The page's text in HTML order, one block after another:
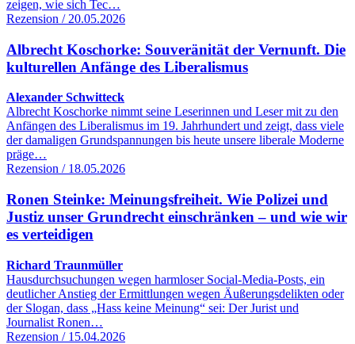
zeigen, wie sich Tec…
Rezension / 20.05.2026
Albrecht Koschorke: Souveränität der Vernunft. Die
kulturellen Anfänge des Liberalismus
Alexander Schwitteck
Albrecht Koschorke nimmt seine Leserinnen und Leser mit zu den
Anfängen des Liberalismus im 19. Jahrhundert und zeigt, dass viele
der damaligen Grundspannungen bis heute unsere liberale Moderne
präge…
Rezension / 18.05.2026
Ronen Steinke: Meinungsfreiheit. Wie Polizei und
Justiz unser Grundrecht einschränken – und wie wir
es verteidigen
Richard Traunmüller
Hausdurchsuchungen wegen harmloser Social-Media-Posts, ein
deutlicher Anstieg der Ermittlungen wegen Äußerungsdelikten oder
der Slogan, dass „Hass keine Meinung“ sei: Der Jurist und
Journalist Ronen…
Rezension / 15.04.2026